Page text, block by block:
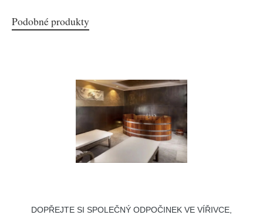
Podobné produkty
DOPŘEJTE SI SPOLEČNÝ ODPOČINEK VE VÍŘIVCE,